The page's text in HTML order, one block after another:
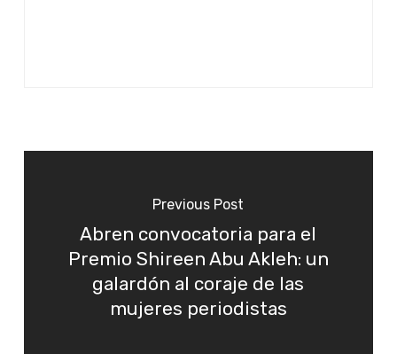
Previous Post
Abren convocatoria para el
Premio Shireen Abu Akleh: un
galardón al coraje de las
mujeres periodistas